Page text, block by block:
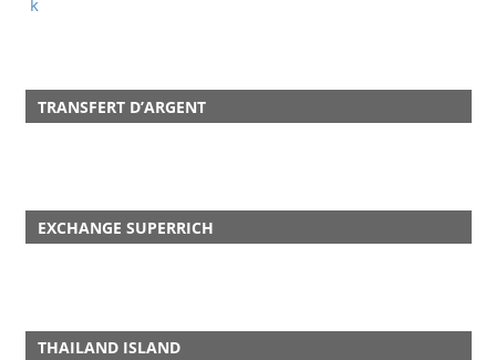
TRANSFERT D’ARGENT
EXCHANGE SUPERRICH
THAILAND ISLAND